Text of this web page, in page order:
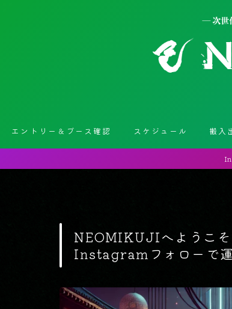
エントリー＆ブース確認 スケジュール 搬入
NEOMIKUJIへようこそ
Instagramフォローで運